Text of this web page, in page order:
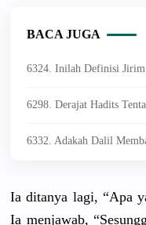
BACA JUGA
6324. Inilah Definisi Jirim
6298. Derajat Hadits
6332. Adakah Dalil
Ia ditanya lagi, “Apa
Ia menjawab,